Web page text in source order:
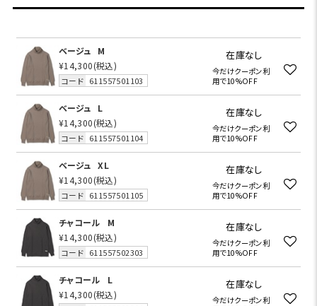
ベージュ
M
¥14,300(税込)
コード 611557501103
在庫なし
今だけクーポン利
用で10%OFF
ベージュ
L
¥14,300(税込)
コード 611557501104
在庫なし
今だけクーポン利
用で10%OFF
ベージュ
XL
¥14,300(税込)
コード 611557501105
在庫なし
今だけクーポン利
用で10%OFF
チャコール
M
¥14,300(税込)
コード 611557502303
在庫なし
今だけクーポン利
用で10%OFF
チャコール
L
¥14,300(税込)
在庫なし
今だけクーポン利